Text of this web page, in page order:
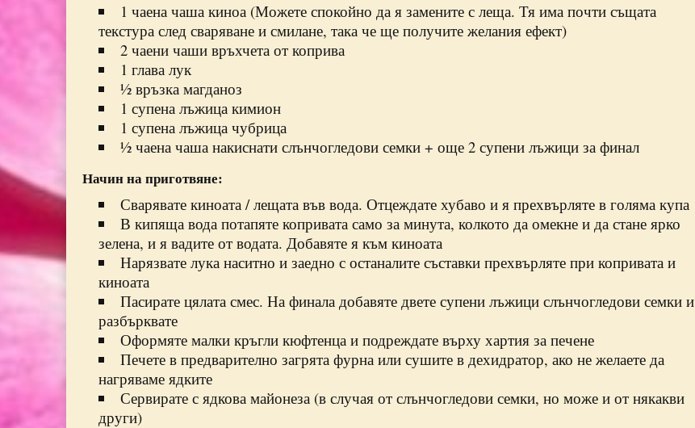
1 чаена чаша киноа (Можете спокойно да я замените с леща. Тя има почти същата
текстура след сваряване и смилане, така че ще получите желания ефект)
2 чаени чаши връхчета от коприва
1 глава лук
½ връзка магданоз
1 супена лъжица кимион
1 супена лъжица чубрица
½ чаена чаша накиснати слънчогледови семки + още 2 супени лъжици за финал
Начин на приготвяне:
Сварявате киноата / лещата във вода. Отцеждате хубаво и я прехвърляте в голяма купа
В кипяща вода потапяте копривата само за минута, колкото да омекне и да стане ярко
зелена, и я вадите от водата. Добавяте я към киноата
Нарязвате лука наситно и заедно с останалите съставки прехвърляте при копривата и
киноата
Пасирате цялата смес. На финала добавяте двете супени лъжици слънчогледови семки и
разбърквате
Оформяте малки кръгли кюфтенца и подреждате върху хартия за печене
Печете в предварително загрята фурна или сушите в дехидратор, ако не желаете да
нагряваме ядките
Сервирате с ядкова майонеза (в случая от слънчогледови семки, но може и от някакви
други)